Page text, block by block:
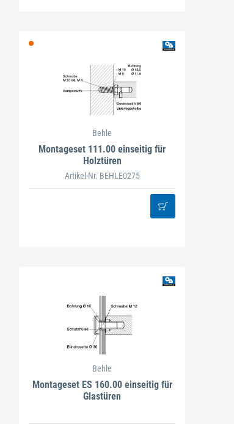
Behle
Montageset 111.00 einseitig für
Holztüren
Artikel-Nr. BEHLE0275
Behle
Montageset ES 160.00 einseitig für
Glastüren